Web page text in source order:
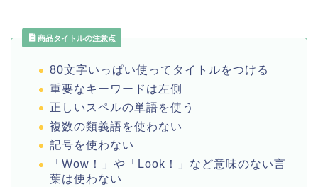
商品タイトルの注意点
80文字いっぱい使ってタイトルをつける
重要なキーワードは左側
正しいスペルの単語を使う
複数の類義語を使わない
記号を使わない
「Wow！」や「Look！」など意味のない言
葉は使わない